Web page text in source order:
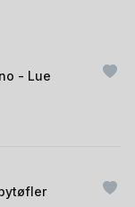
uten bruk
er det
superkreftene
Både i
- Lue